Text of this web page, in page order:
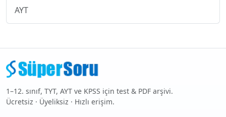
AYT
1–12. sınıf, TYT, AYT ve KPSS için test & PDF arşivi.
Ücretsiz · Üyeliksiz · Hızlı erişim.